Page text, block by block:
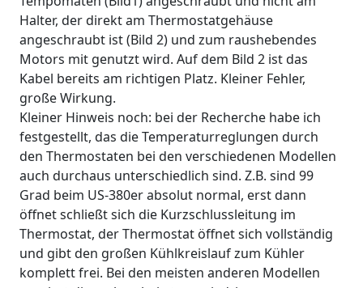
Halter, der direkt am Thermostatgehäuse
angeschraubt ist (Bild 2) und zum raushebendes
Motors mit genutzt wird. Auf dem Bild 2 ist das
Kabel bereits am richtigen Platz. Kleiner Fehler,
große Wirkung.
Kleiner Hinweis noch: bei der Recherche habe ich
festgestellt, das die Temperaturreglungen durch
den Thermostaten bei den verschiedenen Modellen
auch durchaus unterschiedlich sind. Z.B. sind 99
Grad beim US-380er absolut normal, erst dann
öffnet schließt sich die Kurzschlussleitung im
Thermostat, der Thermostat öffnet sich vollständig
und gibt den großen Kühlkreislauf zum Kühler
komplett frei. Bei den meisten anderen Modellen